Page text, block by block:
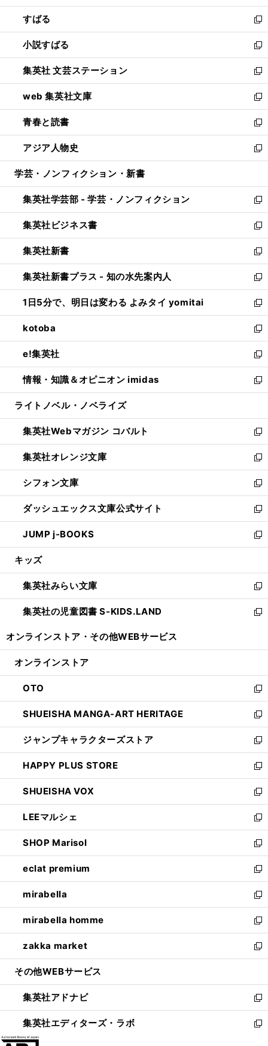
開
く
ウ
で
開
く
ン
ド
ウ
で
開
く
すばる
新
し
い
ウ
ィ
ン
ド
ウ
で
開
く
小説すばる
新
し
い
ウ
ィ
ン
ド
ウ
で
開
集英社 文芸ステーション
新
し
い
ウ
ィ
ン
ド
ウ
開
く
web 集英社文庫
新
し
い
ウ
ィ
ン
ウ
で
開
く
青春と読書
新
し
い
ウ
ン
ド
ウ
で
開
く
アジア人物史
新
し
ウ
ィ
ン
ド
ウ
で
開
く
学芸・ノンフィクション・新書
集英社学芸部 - 学芸・ノンフィクション
新
し
い
ウ
ィ
ン
ド
ウ
で
開
く
集英社ビジネス書
新
し
い
ウ
ィ
ン
ド
ウ
で
開
く
集英社新書
新
し
い
ウ
ィ
ン
ド
ウ
で
開
く
集英社新書プラス - 知の水先案内人
新
し
い
ウ
ィ
ン
ド
ウ
で
開
1日5分で、明日は変わる よみタイ yomitai
新
し
い
ウ
ィ
ン
ド
ウ
開
く
kotoba
新
し
い
ウ
ィ
ン
ウ
で
開
く
e!集英社
新
し
い
ウ
ン
ド
ウ
で
開
く
情報・知識＆オピニオン imidas
新
し
ウ
ィ
ン
ド
ウ
で
開
く
ライトノベル・ノベライズ
集英社Webマガジン コバルト
新
し
い
ウ
ィ
ン
ド
ウ
で
開
集英社オレンジ文庫
新
し
い
ウ
ィ
ン
ド
ウ
開
く
シフォン文庫
新
し
い
ウ
ィ
ン
ウ
で
開
く
ダッシュエックス文庫公式サイト
新
し
い
ウ
ン
ド
ウ
で
JUMP j-BOOKS
新
し
ウ
ィ
ン
ド
開
キッズ
集英社みらい文庫
新
し
い
ン
ウ
で
開
く
集英社の児童図書 S-KIDS.LAND
新
ウ
ン
ド
ウ
で
開
く
オンラインストア・ その他WEBサービス
オンラインストア
OTO
新
し
い
ウ
ィ
ン
ド
ウ
で
開
く
SHUEISHA MANGA-ART HERITAGE
新
し
い
ウ
ィ
ン
ド
ウ
で
開
く
ジャンプキャラクターズストア
新
し
い
ウ
ィ
ン
ド
ウ
で
開
く
HAPPY PLUS STORE
新
し
い
ウ
ィ
ン
ド
ウ
で
開
く
SHUEISHA VOX
新
し
い
ウ
ィ
ン
ド
ウ
で
開
く
LEEマルシェ
新
し
い
ウ
ィ
ン
ド
ウ
で
開
く
SHOP Marisol
新
し
い
ウ
ィ
ン
ド
ウ
で
開
eclat premium
新
し
い
ウ
ィ
ン
ド
ウ
開
く
mirabella
新
し
い
ウ
ィ
ン
ウ
で
開
く
mirabella homme
新
し
い
ウ
ン
ド
ウ
で
zakka market
新
し
ウ
ィ
ン
ド
その他WEBサービス
集英社アドナビ
新
し
い
集英社エディターズ・ラボ
新